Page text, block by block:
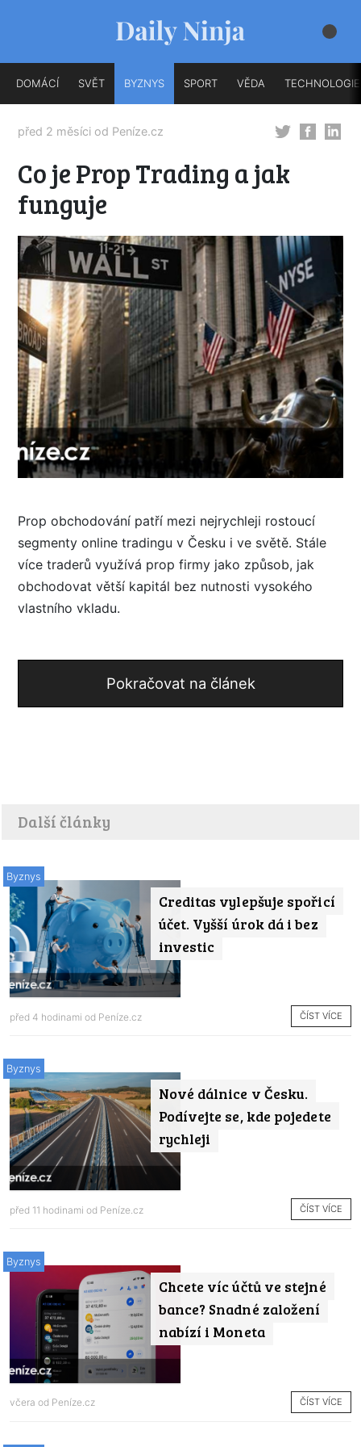
DOMÁCÍ SVĚT BYZNYS SPORT VĚDA TECHNOLOGIE
před 2 měsíci od Peníze.cz
Co je Prop Trading a jak
funguje
Prop obchodování patří mezi nejrychleji rostoucí
segmenty online tradingu v Česku i ve světě. Stále
více traderů využívá prop firmy jako způsob, jak
obchodovat větší kapitál bez nutnosti vysokého
vlastního vkladu.
Pokračovat na článek
Další články
Creditas vylepšuje spořicí
účet. Vyšší úrok dá i bez
investic
Byznys
před 4 hodinami od Peníze.cz ČÍST VÍCE
Nové dálnice v Česku.
Podívejte se, kde pojedete
rychleji
Byznys
před 11 hodinami od Peníze.cz ČÍST VÍCE
Chcete víc účtů ve stejné
bance? Snadné založení
nabízí i Moneta
Byznys
včera od Peníze.cz ČÍST VÍCE